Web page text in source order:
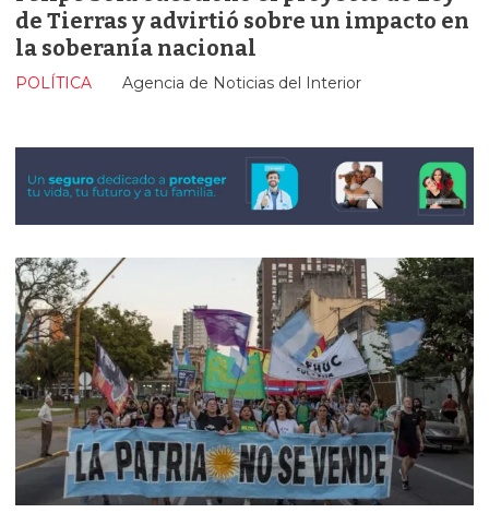
de Tierras y advirtió sobre un impacto en
la soberanía nacional
Agencia de Noticias del Interior
POLÍTICA